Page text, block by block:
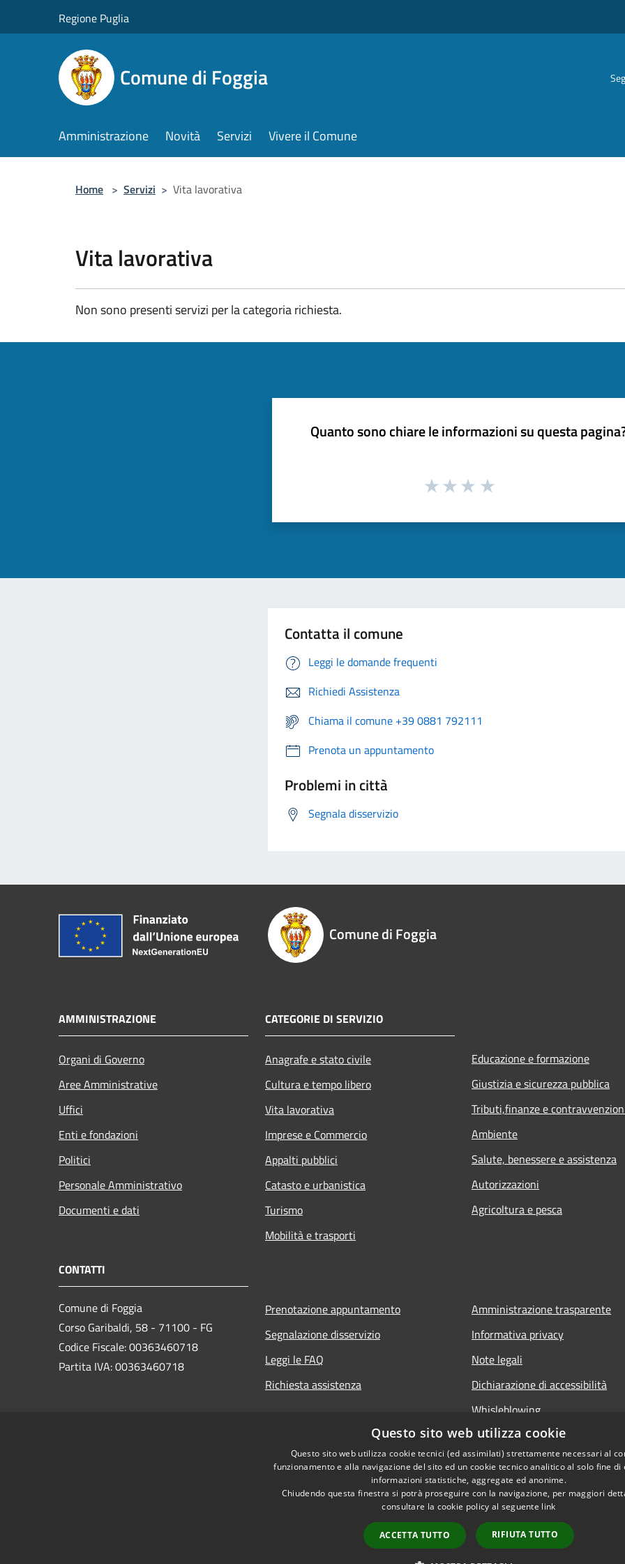
Regione Puglia
Comune di Foggia
Amministrazione Novità Servizi Vivere il Comune
Home > Servizi > Vita lavorativa
Vita lavorativa
Non sono presenti servizi per la categoria richiesta.
Quanto sono chiare le informazioni su questa
Contatta il comune
Leggi le domande frequenti
Richiedi Assistenza
Chiama il comune +39 0881 792111
Prenota un appuntamento
Problemi in città
Segnala disservizio
Comune di Foggia
AMMINISTRAZIONE
Organi di Governo
Aree Amministrative
Uffici
Enti e fondazioni
Politici
Personale Amministrativo
Documenti e dati
CATEGORIE DI SERVIZIO
Anagrafe e stato civile
Cultura e tempo libero
Vita lavorativa
Imprese e Commercio
Appalti pubblici
Catasto e urbanistica
Turismo
Mobilità e trasporti
Educazione e formazione
Giustizia e sicurezza pubblica
Tributi,finanze e
Ambiente
Salute, benessere e assistenza
Autorizzazioni
Agricoltura e pesca
CONTATTI
Comune di Foggia
Corso Garibaldi, 58 - 71100 - FG
Codice Fiscale: 00363460718
Partita IVA: 00363460718
Prenotazione appuntamento
Segnalazione disservizio
Leggi le FAQ
Richiesta assistenza
Amministrazione trasparente
Informativa privacy
Note legali
Dichiarazione di accessibilità
Whisleblowing
Codici IPA
Copyright © 2026 •
Questo sito web utilizza cookie
Questo sito web utilizza cookie tecnici (ed assimilati) strettamente necessari al
funzionamento e alla navigazione del sito ed un cookie tecnico analitico al solo fine di
informazioni statistiche, aggregate ed anonime.
Chiudendo questa finestra si potrà proseguire con la navigazione, per maggiori
consultare la cookie policy al seguente link
ACCETTA TUTTO RIFIUTA TUTTO